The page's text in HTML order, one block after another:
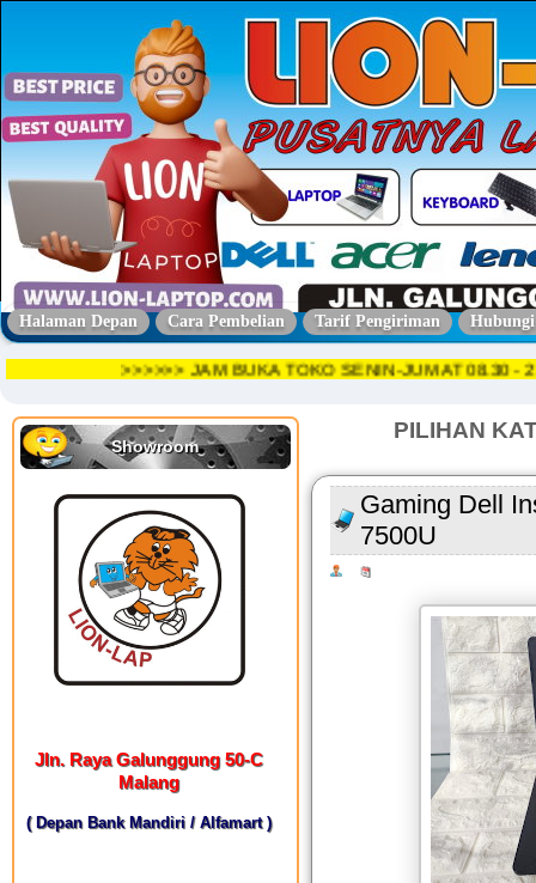
Halaman Depan Cara Pembelian Tarif Pengiriman
>>>>>> JAM BUKA TOKO SENIN-JUMAT
Showroom
Jln. Raya Galunggung 50-C
Malang
( Depan Bank Mandiri / Alfamart )
PILIHAN
Gaming Dell
7500U